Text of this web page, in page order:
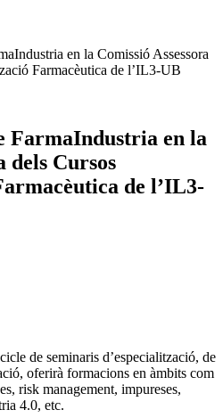
en la Comissió Assessora
Farmacèutica de l’IL3-UB
FarmaIndustria en la
dels Cursos
de l’IL3-
de seminaris d’especialització, de
oferirà formacions en àmbits com
risk management, impureses,
4.0, etc.